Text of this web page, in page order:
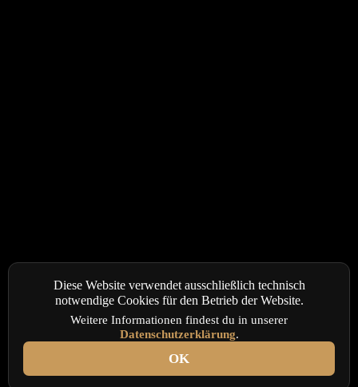
Diese Website verwendet ausschließlich technisch
notwendige Cookies für den Betrieb der Website.
Weitere Informationen findest du in unserer
Datenschutzerklärung.
OK